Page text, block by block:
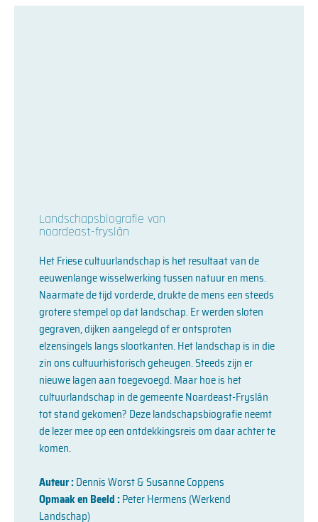
Landschapsbiografie van
noardeast-fryslân
Het Friese cultuurlandschap is het resultaat van de
eeuwenlange wisselwerking tussen natuur en mens.
Naarmate de tijd vorderde, drukte de mens een steeds
grotere stempel op dat landschap. Er werden sloten
gegraven, dijken aangelegd of er ontsproten
elzensingels langs slootkanten. Het landschap is in die
zin ons cultuurhistorisch geheugen. Steeds zijn er
nieuwe lagen aan toegevoegd. Maar hoe is het
cultuurlandschap in de gemeente Noardeast-Fryslân
tot stand gekomen? Deze landschapsbiografie neemt
de lezer mee op een ontdekkingsreis om daar achter te
komen.
Auteur :Dennis Worst & Susanne Coppens
Opmaak en Beeld :Peter Hermens (Werkend
Landschap)